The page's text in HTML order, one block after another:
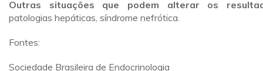
Outras situações que podem alterar os
patologias hepáticas, síndrome nefrótica.
Fontes:
Sociedade Brasileira de Endocrinologia